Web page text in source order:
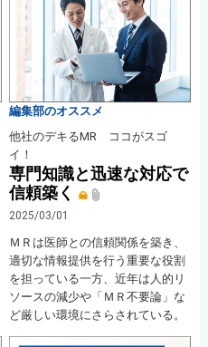
編集部のオススメ
他社のデキるMR ココがスゴ
イ！
専門知識と迅速な対応で
信頼築く
2025/03/01
ＭＲは医師との信頼関係を築き、
適切な情報提供を行う重要な役割
を担っている一方、近年は人的リ
ソースの減少や「ＭＲ不要論」な
ど厳しい環境にさらされている。